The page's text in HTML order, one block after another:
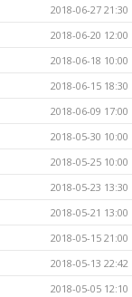
2018-06-27 21:30
2018-06-20 12:00
2018-06-18 10:00
2018-06-15 18:30
2018-06-09 17:00
2018-05-30 10:00
2018-05-25 10:00
2018-05-23 13:30
2018-05-21 13:00
2018-05-15 21:00
2018-05-13 22:42
2018-05-05 12:10